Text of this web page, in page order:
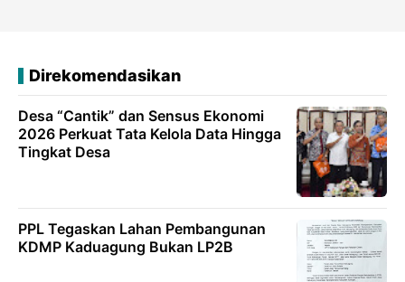
Direkomendasikan
Desa “Cantik” dan Sensus Ekonomi
2026 Perkuat Tata Kelola Data Hingga
Tingkat Desa
PPL Tegaskan Lahan Pembangunan
KDMP Kaduagung Bukan LP2B